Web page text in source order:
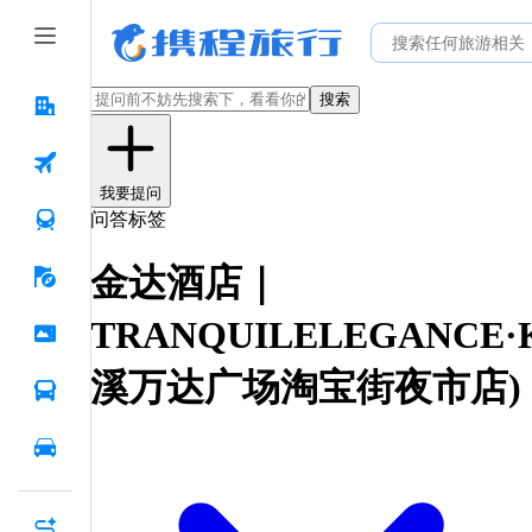
搜索
我要提问
问答标签
金达酒店｜
溪万达广场淘宝街夜市店)